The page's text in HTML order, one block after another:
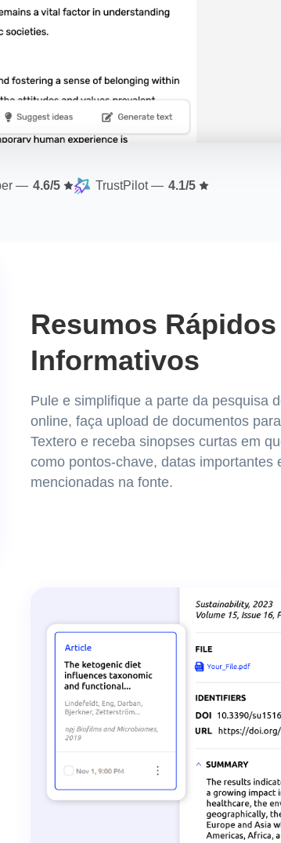
— 4.6/5 TrustPilot— 4.1/5
Resumos Rápidos
Informativos
Pule e simplifique a parte da pesquisa
online, faça upload de documentos
Textero e receba sinopses curtas em
como pontos-chave, datas importantes
mencionadas na fonte.